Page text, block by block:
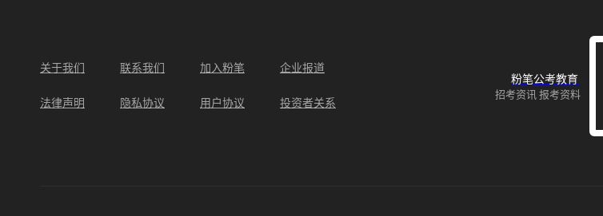
关于我们 联系我们 加入粉笔 企业报道
法律声明 隐私协议 用户协议 投资者关系
粉笔公考教育
招考资讯 报考资料